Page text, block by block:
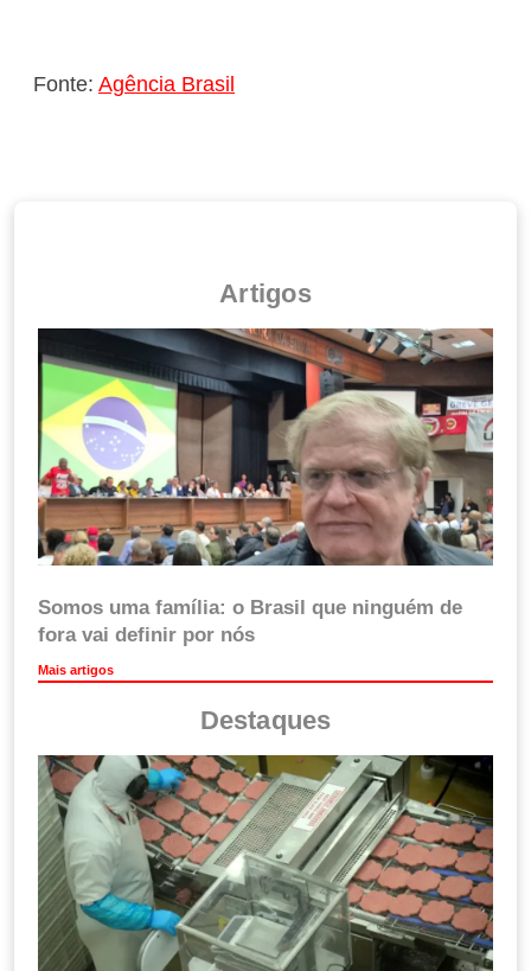
Fonte: Agência Brasil
Artigos
Somos uma família: o Brasil que ninguém de
fora vai definir por nós
Mais artigos
Destaques